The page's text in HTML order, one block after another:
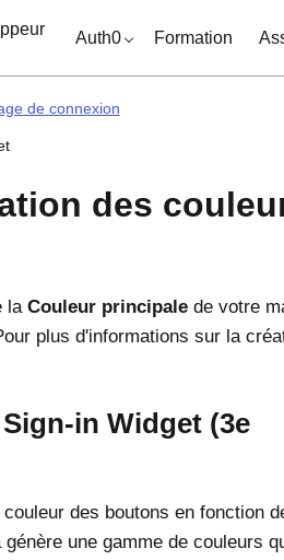
Auth0 Formation
de connexion
des
la Couleur principalede votre
plus d'informations sur la
in Widget (3e
des boutons en fonction
une gamme de couleurs